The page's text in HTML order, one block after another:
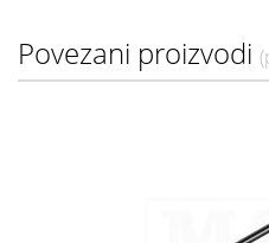
Povezani proizvodi